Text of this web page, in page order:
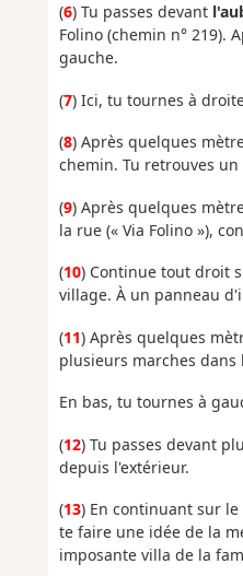
(6) Tu passes devant
Folino (chemin n° 219).
gauche.
(7) Ici, tu tournes à
(8) Après quelques
chemin. Tu retrouves
(9) Après quelques
la rue (« Via Folino »),
(10) Continue tout droit
village. À un panneau
(11) Après quelques
plusieurs marches dans
En bas, tu tournes à
(12) Tu passes devant
depuis l'extérieur.
(13) En continuant sur
te faire une idée de la
imposante villa de la